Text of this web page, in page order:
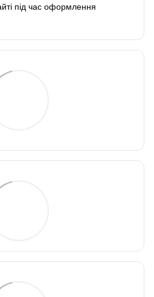
під час оформлення